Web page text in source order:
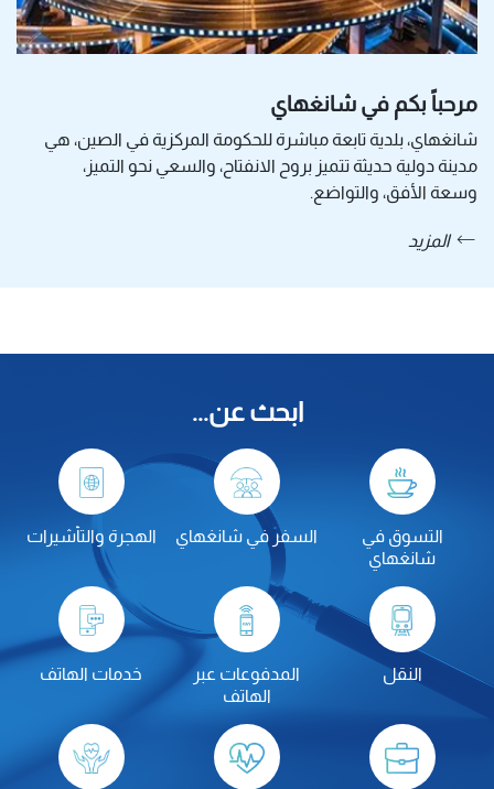
مرحباً بكم في شانغهاي
شانغهاي، بلدية تابعة مباشرة للحكومة المركزية في الصين، هي
مدينة دولية حديثة تتميز بروح الانفتاح، والسعي نحو التميز،
وسعة الأفق، والتواضع.
المزيد
ابحث عن...
الهجرة والتأشيرات السفر في شانغهاي
التسوق في
شانغهاي
خدمات الهاتف
المدفوعات عبر
الهاتف
النقل